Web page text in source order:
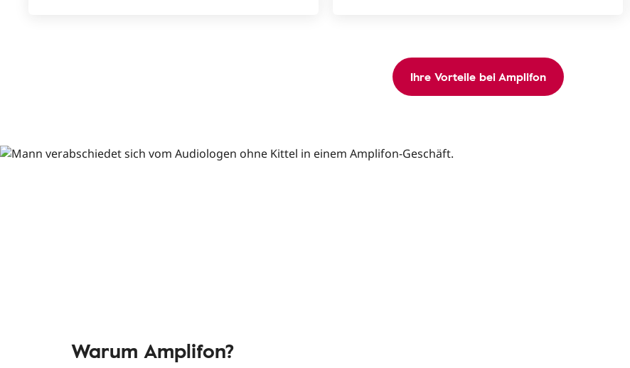
Ihre Vorteile bei Amplifon
Warum Amplifon?